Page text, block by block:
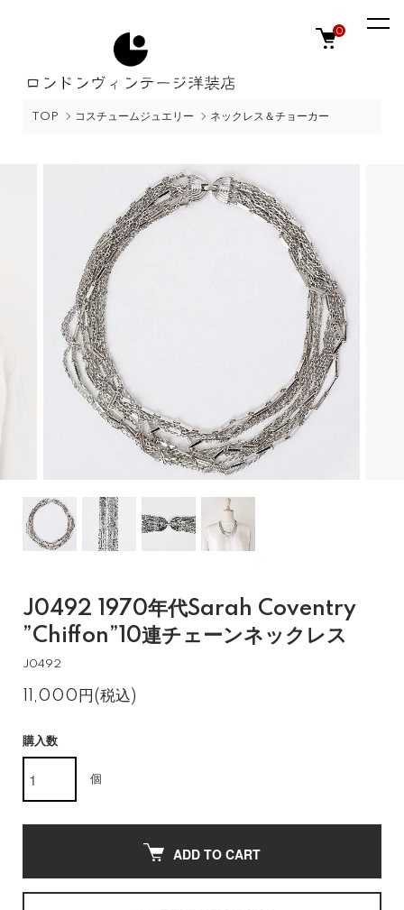
0
TOP コスチュームジュエリー ネックレス＆チョーカー
J0492 1970年代Sarah Coventry
”Chiffon”10連チェーンネックレス
J0492
11,000円(税込)
購入数
個
ADD TO CART